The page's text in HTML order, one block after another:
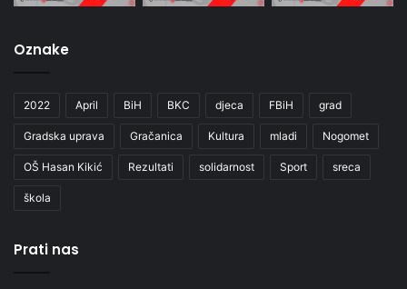
Oznake
2022 April BiH BKC djeca FBiH grad
Gradska uprava Gračanica Kultura mladi Nogomet
OŠ Hasan Kikić Rezultati solidarnost Sport sreca
škola
Prati nas